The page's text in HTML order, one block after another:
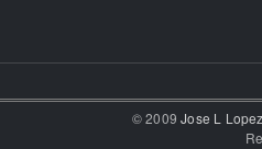
© 2009Jose L